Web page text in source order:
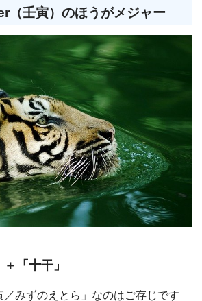
（壬寅）のほうがメジャー
「十干」
／みずのえとら」なのはご存じです